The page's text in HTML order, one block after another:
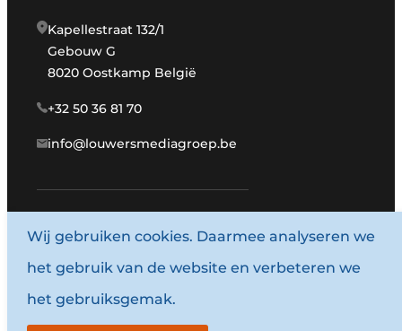
Kapellestraat 132/1
Gebouw G
8020 Oostkamp België
+32 50 36 81 70
info@louwersmediagroep.be
www.louwersmediagroep.com
© 1987 - 2026 Louwersmediagroep.
Algemene voorwaarden
Wij gebruiken cookies. Daarmee analyseren we
het gebruik van de website en verbeteren we
het gebruiksgemak.